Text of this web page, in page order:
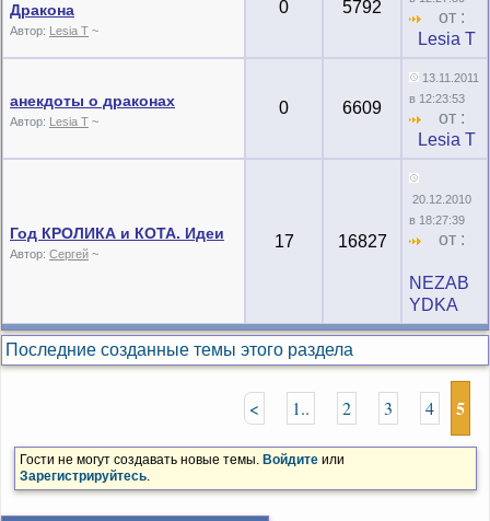
Дракона
Автор: Lesia T ~
0 5792
от :
Lesia T
анекдоты о драконах
Автор: Lesia T ~
0 6609
13.11.2011
в 12:23:53
от :
Lesia T
Год КРОЛИКА и КОТА. Идеи
Автор: Сергей ~
17 16827
20.12.2010
в 18:27:39
от :
NEZAB
YDKA
Последние созданные темы этого раздела
< 1.. 2 3 4 5
Гости не могут создавать новые темы. Войдитеили
Зарегистрируйтесь.